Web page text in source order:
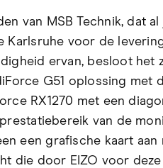
van MSB Technik, dat
Karlsruhe voor de
ervan, besloot het
G51 oplossing
RX1270 met een
van de
een grafische kaart
die door EIZO voor